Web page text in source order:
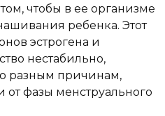
чтобы в ее организме
ребенка. Этот
эстрогена и
нестабильно,
разным причинам,
фазы менструального